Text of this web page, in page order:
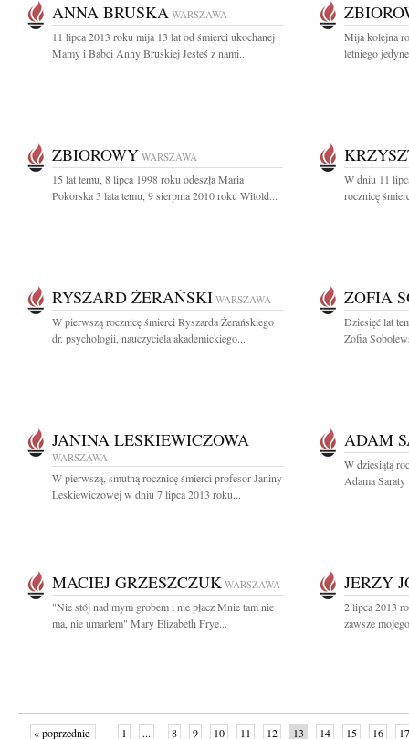
ANNA BRUSKA WARSZAWA
11 lipca 2013 roku mija 13 lat od śmierci ukochanej
Mamy i Babci Anny Bruskiej Jesteś z nami...
Mija kolejna
letniego
ZBIOROWY WARSZAWA
15 lat temu, 8 lipca 1998 roku odeszła Maria
Pokorska 3 lata temu, 9 sierpnia 2010 roku Witold...
W dniu 11
rocznicę
RYSZARD ŻERAŃSKI WARSZAWA
W pierwszą rocznicę śmierci Ryszarda Żerańskiego
dr. psychologii, nauczyciela akademickiego...
ZOFIA
Dziesięć lat
Zofia
JANINA LESKIEWICZOWA
WARSZAWA
W pierwszą, smutną rocznicę śmierci profesor Janiny
Leskiewiczowej w dniu 7 lipca 2013 roku...
ADAM
W dziesiątą
Adama
MACIEJ GRZESZCZUK WARSZAWA
"Nie stój nad mym grobem i nie płacz Mnie tam nie
ma, nie umarłem" Mary Elizabeth Frye...
JERZY
2 lipca 2013
zawsze
« poprzednie 1 ... 8 9 10 11 12 13 14 15 16 17